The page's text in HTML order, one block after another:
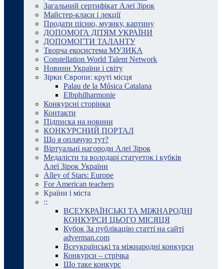
Загальний сертифікат Алеї Зірок
Майстер-класи і лекції
Продати пісню, музику, картину
ДОПОМОГА ДІТЯМ УКРАЇНИ
ДОПОМОГТИ ТАЛАНТУ
Творча екосистема МУЗИКА
Constellation World Talent Network
Новини України і світу
Зірки Європи: круті місця
Palau de la Música Catalana
Elbphilharmonie
Конкурсні сторінки
Контакти
Підписка на новини
КОНКУРСНИЙ ПОРТАЛ
Що я оплачую тут?
Віртуальні нагороди Алеї Зірок
Медалісти та володарі статуеток і кубків
Алеї Зірок України
Alley of Stars: Europe
For American teachers
Країни і міста
::
ВСЕУКРАЇНСЬКІ ТА МІЖНАРОДНІ
КОНКУРСИ ЦЬОГО МІСЯЦЯ
Кубок За публікацію статті на сайті
adverman.com
Всеукраїнські та міжнародні конкурси
Конкурси – стрічка
Що таке конкурс